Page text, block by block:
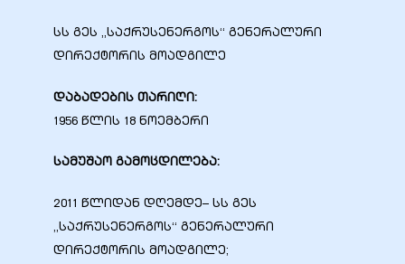
სს გეს „საქრუსენერგოს“ გენერალური
დირექტორის მოადგილე
დაბადების თარიღი:
1956 წლის 18 ნოემბერი
სამუშაო გამოცდილება:
2011 წლიდან დღემდე– სს გეს
„საქრუსენერგოს“ გენერალური
დირექტორის მოადგილე;